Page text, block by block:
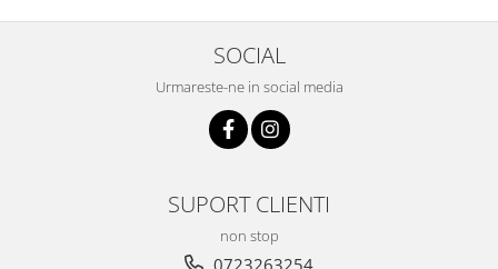
SOCIAL
Urmareste-ne in social media
SUPORT CLIENTI
non stop
0723263254